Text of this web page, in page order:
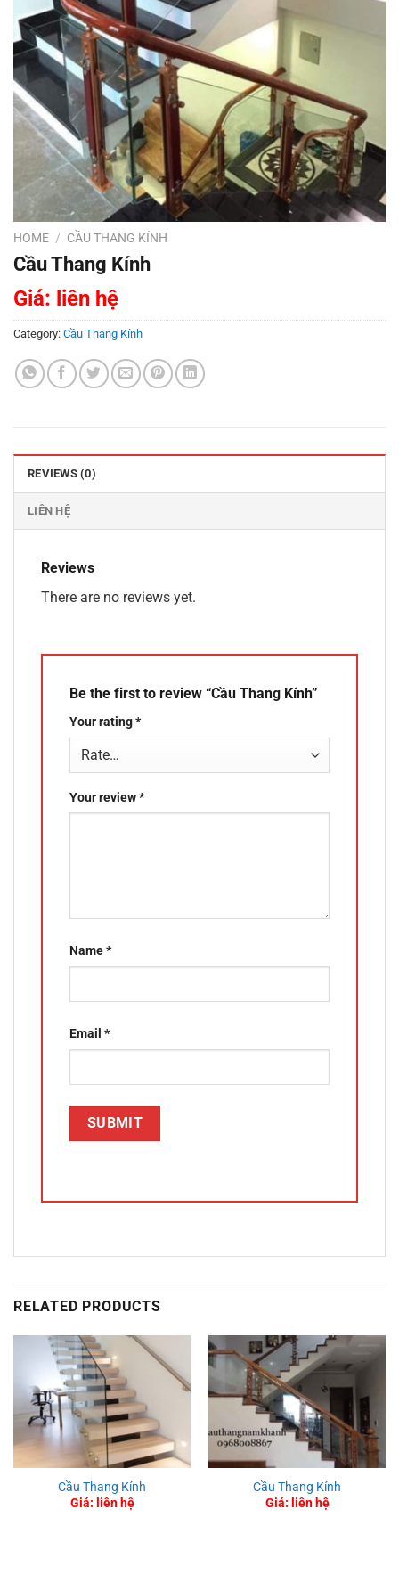
HOME / CẦU THANG KÍNH
Cầu Thang Kính
Giá: liên hệ
Category: Cầu Thang Kính
REVIEWS (0)
LIÊN HỆ
Reviews
There are no reviews yet.
Be the first to review “Cầu Thang Kính”
Your rating*
Your review*
Name*
Email *
RELATED PRODUCTS
Cầu Thang Kính
Giá: liên hệ
Cầu Thang Kính
Giá: liên hệ